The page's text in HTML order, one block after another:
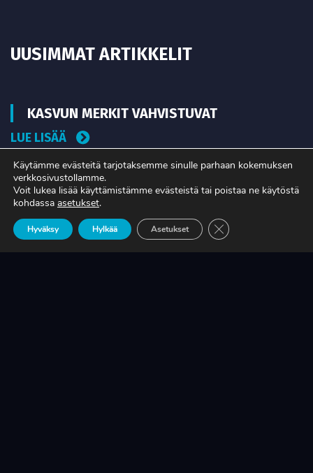
UUSIMMAT ARTIKKELIT
KASVUN MERKIT VAHVISTUVAT
LUE LISÄÄ
TIEDÄTKÖ, MITÄ TUOTANTONNE OIKEASTI
MAKSAA?
LUE LISÄÄ
Käytämme evästeitä tarjotaksemme sinulle parhaan kokemuksen
verkkosivustollamme.
Voit lukea lisää käyttämistämme evästeistä tai poistaa ne käytöstä
kohdassa asetukset.
Hyväksy Hylkää Asetukset Sulje evästebanneri